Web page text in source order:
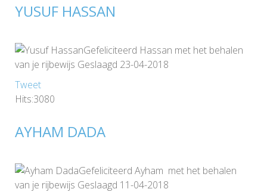
YUSUF HASSAN
Gefeliciteerd Hassan met het behalen
van je rijbewijs Geslaagd 23-04-2018
Tweet
Hits:3080
AYHAM DADA
Gefeliciteerd Ayham met het behalen
van je rijbewijs Geslaagd 11-04-2018